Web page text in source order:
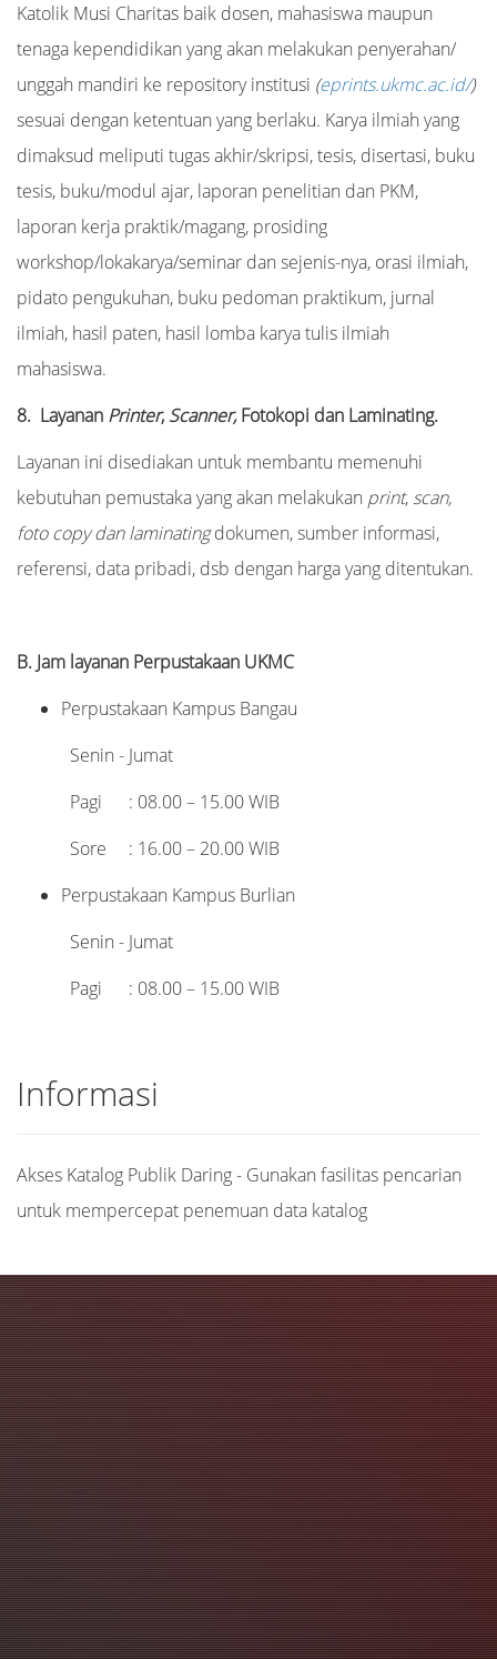
Katolik Musi Charitas baik dosen, mahasiswa maupun
tenaga kependidikan yang akan melakukan penyerahan/
unggah mandiri ke repository institusi (eprints.ukmc.ac.id/)
sesuai dengan ketentuan yang berlaku. Karya ilmiah yang
dimaksud meliputi tugas akhir/skripsi, tesis, disertasi, buku
tesis, buku/modul ajar, laporan penelitian dan PKM,
laporan kerja praktik/magang, prosiding
workshop/lokakarya/seminar dan sejenis-nya, orasi ilmiah,
pidato pengukuhan, buku pedoman praktikum, jurnal
ilmiah, hasil paten, hasil lomba karya tulis ilmiah
mahasiswa.
8. Layanan Printer, Scanner,Fotokopi dan Laminating.
Layanan ini disediakan untuk membantu memenuhi
kebutuhan pemustaka yang akan melakukan print,scan,
foto copy dan laminatingdokumen, sumber informasi,
referensi, data pribadi, dsb dengan harga yang ditentukan.
B. Jam layanan Perpustakaan UKMC
Perpustakaan Kampus Bangau
Senin - Jumat
Pagi : 08.00 – 15.00 WIB
Sore : 16.00 – 20.00 WIB
Perpustakaan Kampus Burlian
Senin - Jumat
Pagi : 08.00 – 15.00 WIB
Informasi
Akses Katalog Publik Daring - Gunakan fasilitas pencarian
untuk mempercepat penemuan data katalog
Judul
Pengarang
Subyek
ISBN/ISSN
Tipe Koleksi